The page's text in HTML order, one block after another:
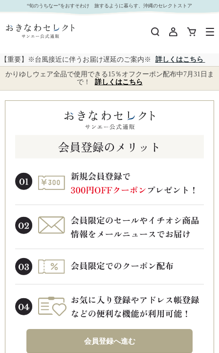
“旬のうちなー”をおすそわけ 旅するように暮らす、沖縄のセレクトストア
【重要】※台風接近に伴うお届け遅延のご案内※
詳しくはこちら
かりゆしウェア全品で使用できる15％オフクーポン配布中7月31日ま
で！
詳しくはこちら
会員登録へ進む